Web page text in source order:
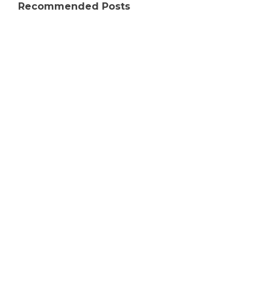
Recommended Posts